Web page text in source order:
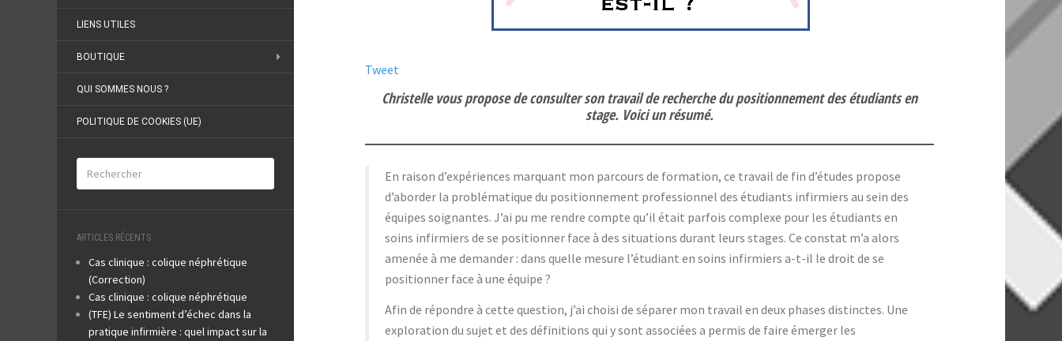
LIENS UTILES
BOUTIQUE
QUI SOMMES NOUS ?
POLITIQUE DE COOKIES (UE)
ARTICLES RÉCENTS
Cas clinique : colique néphrétique
(Correction)
Cas clinique : colique néphrétique
(TFE) Le sentiment d’échec dans la
pratique infirmière : quel impact sur la
Tweet
Christelle vous propose de consulter son travail de recherche du positionnement des étudiants en
stage. Voici un résumé.
En raison d’expériences marquant mon parcours de formation, ce travail de fin d’études propose
d’aborder la problématique du positionnement professionnel des étudiants infirmiers au sein des
équipes soignantes. J’ai pu me rendre compte qu’il était parfois complexe pour les étudiants en
soins infirmiers de se positionner face à des situations durant leurs stages. Ce constat m’a alors
amenée à me demander : dans quelle mesure l’étudiant en soins infirmiers a-t-il le droit de se
positionner face à une équipe ?
Afin de répondre à cette question, j’ai choisi de séparer mon travail en deux phases distinctes. Une
exploration du sujet et des définitions qui y sont associées a permis de faire émerger les